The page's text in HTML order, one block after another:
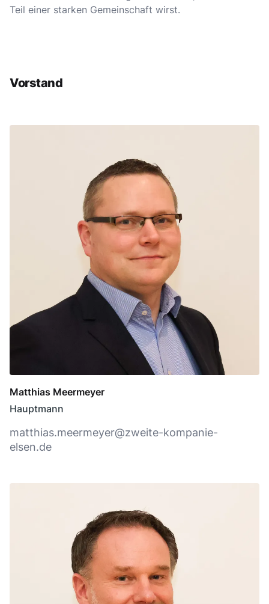
Teil einer starken Gemeinschaft wirst.
Vorstand
Matthias Meermeyer
Hauptmann
matthias.meermeyer@zweite-kompanie-
elsen.de